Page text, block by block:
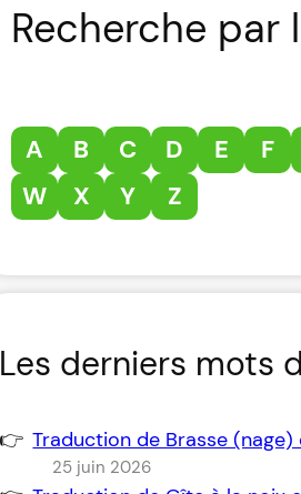
Recherche par
A B C D E F
W
X Y Z
Les derniers mots
Traduction de Brasse
25 juin 2026